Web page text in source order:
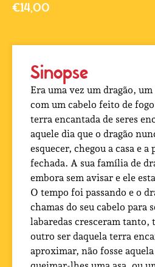
€14,00
Sinopse
Era uma vez um dragão,
com um cabelo feito de
terra encantada de seres
aquele dia que o dragão
esquecer, chegou a casa e a
fechada. A sua família de
embora sem avisar e ele
O tempo foi passando e o
chamas do seu cabelo para
labaredas cresceram tanto,
outro ser daquela terra
aproximar, não fosse